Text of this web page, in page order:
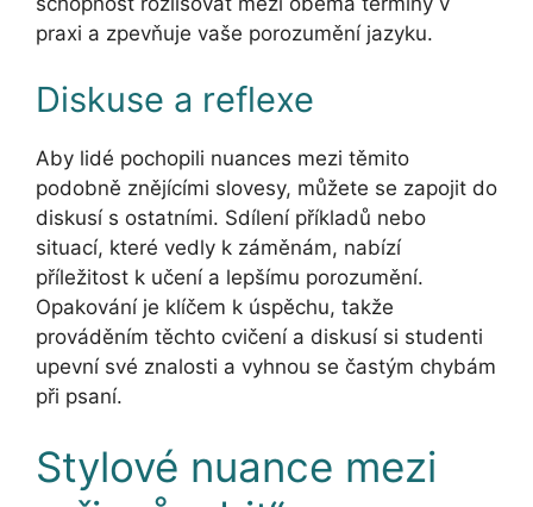
praxi a zpevňuje vaše porozumění jazyku.
Diskuse a reflexe
Aby lidé pochopili nuances mezi těmito
podobně znějícími slovesy, můžete se zapojit do
diskusí s ostatními. Sdílení příkladů nebo
situací, které vedly k záměnám, nabízí
příležitost k učení a lepšímu porozumění.
Opakování je klíčem k úspěchu, takže
prováděním těchto cvičení a diskusí si studenti
upevní své znalosti a vyhnou se častým chybám
při psaní.
Stylové nuance mezi